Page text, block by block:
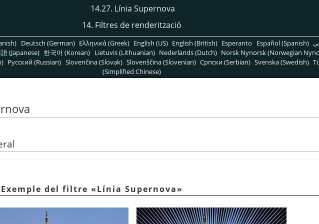
14.27. Línia Supernova
14. Filtres de renderització
Deutsch (German) Ελληνικά (Greek) English (US) English (British) Esperanto Español (Spanish)
(Japanese) 한국어 (Korean) Lietuvis (Lithuanian) Nederlands (Dutch) Norsk Nynorsk (Norwegian
Pусский (Russian) Slovenčina (Slovak) Slovenščina (Slovenian) Српски (Serbian) Svenska (Swedish)
(Simplified Chinese)
del filtre «Línia Supernova»